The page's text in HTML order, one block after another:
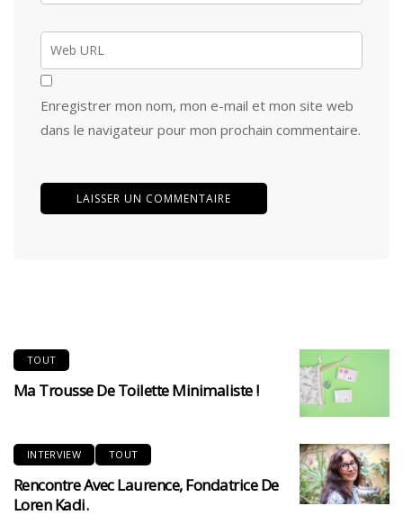
Enregistrer mon nom, mon e-mail et mon site web
dans le navigateur pour mon prochain commentaire.
TOUT
Ma Trousse De Toilette Minimaliste !
INTERVIEW TOUT
Rencontre Avec Laurence, Fondatrice De
Loren Kadi.